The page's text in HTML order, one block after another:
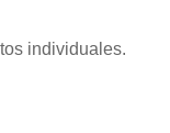
individuales.